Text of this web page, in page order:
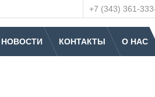
+7 (343) 361-
НОВОСТИ КОНТАКТЫ О НАС